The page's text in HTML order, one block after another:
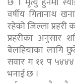
वर्षीय गितानाथ
रहेको जिल्ला प्रहरी
प्रहरीका अनुसार
बेलहियाका लागि
सवार ग ११ प ५४४४
भनाई छ ।